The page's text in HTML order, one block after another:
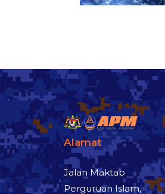
Alamat
Jalan Maktab
Perguruan Islam,